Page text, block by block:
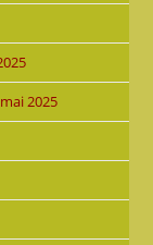
2025